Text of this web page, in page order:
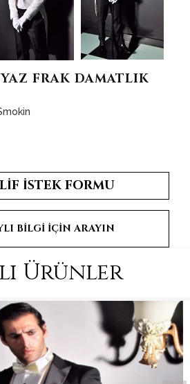
FRAK DAMATLIK
İSTEK FORMU
BİLGİ İÇİN ARAYIN
Ürünler